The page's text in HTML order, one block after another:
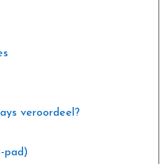
veroordeel?
pad)